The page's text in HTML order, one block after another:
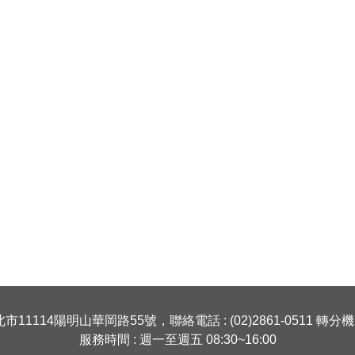
市11114陽明山華岡路55號，聯絡電話 : (02)2861-0511 轉分
服務時間 : 週一至週五 08:30~16:00